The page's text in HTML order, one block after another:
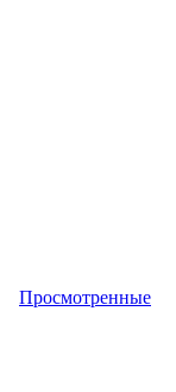
Просмотренные